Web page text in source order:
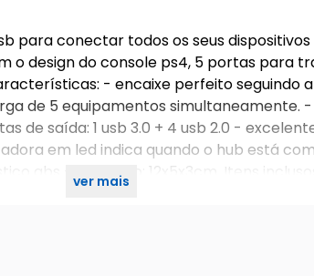
para conectar todos os seus
design do console ps4, 5 portas para
- encaixe perfeito seguindo
de 5 equipamentos simultaneamente.
de saída: 1 usb 3.0 + 4 usb 2.0 -
em led indica quando o hub está
abs - tamanho: 12x5x3cm. Itens
ver mais